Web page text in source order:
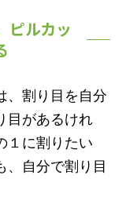
ピルカッ
、割り目を自分
目があるけれ
１に割りたい
、自分で割り目